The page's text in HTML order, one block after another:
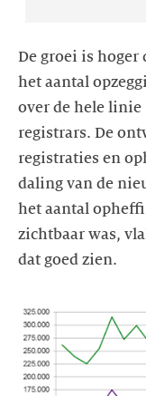
De groei is
het aantal
over de hele
registrars. De
registraties en
daling van de
het aantal
zichtbaar was,
dat goed zien.